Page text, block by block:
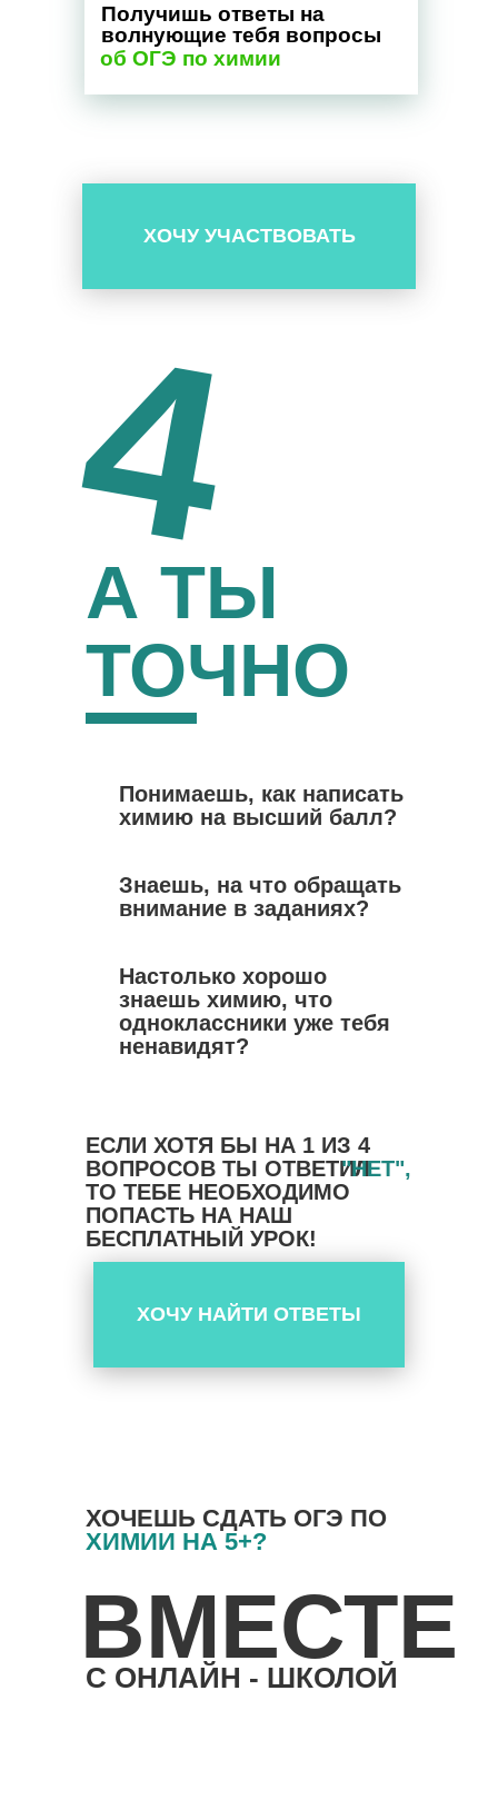
ХОЧУ УЧАСТВОВАТЬ
Получишь ответы на
волнующие тебя вопросы
об ОГЭ по химии
4
ЕСЛИ ХОТЯ БЫ НА 1 ИЗ 4
ВОПРОСОВ ТЫ ОТВЕТИЛ
ТО ТЕБЕ НЕОБХОДИМО
ПОПАСТЬ НА НАШ
БЕСПЛАТНЫЙ УРОК!
ХОЧЕШЬ СДАТЬ ОГЭ ПО
ХОЧУ НАЙТИ ОТВЕТЫ
А ТЫ
ТОЧНО
Понимаешь, как написать
химию на высший балл?
Знаешь, на что обращать
внимание в заданиях?
Настолько хорошо
знаешь химию, что
одноклассники уже тебя
ненавидят?
НА 5+?
ВМЕСТЕ
С ОНЛАЙН - ШКОЛОЙ
"НЕТ",
ХИМИИ